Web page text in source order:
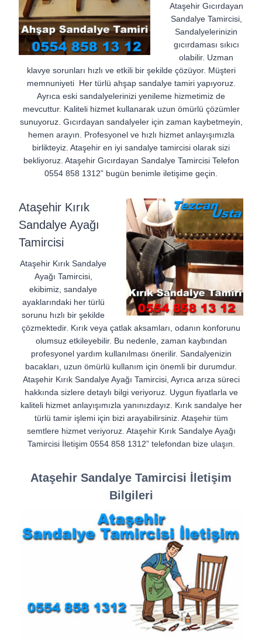
Ataşehir Gıcırdayan
Sandalye Tamircisi,
Sandalyelerinizin
gıcırdaması sıkıcı
olabilir. Uzman
klavye sorunları hızlı ve etkili bir şekilde çözüyor. Müşteri
memnuniyeti Her türlü ahşap sandalye tamiri yapıyoruz.
Ayrıca eski sandalyelerinizi yenileme hizmetimiz de
mevcuttur. Kaliteli hizmet kullanarak uzun ömürlü çözümler
sunuyoruz. Gıcırdayan sandalyeler için zaman kaybetmeyin,
hemen arayın. Profesyonel ve hızlı hizmet anlayışımızla
birlikteyiz. Ataşehir en iyi sandalye tamircisi olarak sizi
bekliyoruz. Ataşehir Gıcırdayan Sandalye Tamircisi Telefon
0554 858 1312” bugün benimle iletişime geçin.
Ataşehir Kırık
Sandalye Ayağı
Tamircisi
Ataşehir Kırık Sandalye
Ayağı Tamircisi,
ekibimiz, sandalye
ayaklarındaki her türlü
sorunu hızlı bir şekilde
çözmektedir. Kırık veya çatlak aksamları, odanın konforunu
olumsuz etkileyebilir. Bu nedenle, zaman kaybından
profesyonel yardım kullanılması önerilir. Sandalyenizin
bacakları, uzun ömürlü kullanım için önemli bir durumdur.
Ataşehir Kırık Sandalye Ayağı Tamircisi, Ayrıca arıza süreci
hakkında sizlere detaylı bilgi veriyoruz. Uygun fiyatlarla ve
kaliteli hizmet anlayışımızla yanınızdayız. Kırık sandalye her
türlü tamir işlemi için bizi arayabilirsiniz. Ataşehir tüm
semtlere hizmet veriyoruz. Ataşehir Kırık Sandalye Ayağı
Tamircisi İletişim 0554 858 1312” telefondan bize ulaşın.
Ataşehir Sandalye Tamircisi İletişim
Bilgileri